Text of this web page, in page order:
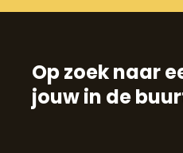
Op zoek naar
jouw in de